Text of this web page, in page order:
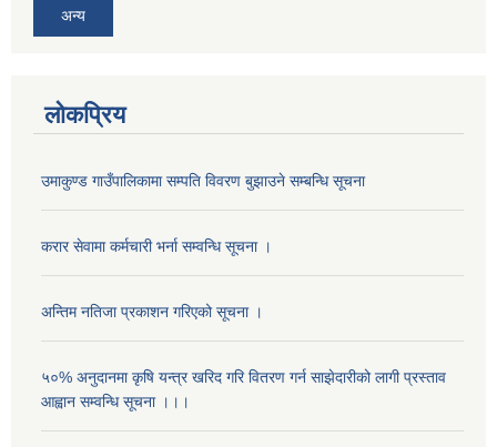
अन्य
लोकप्रिय
उमाकुण्ड गाउँपालिकामा सम्पति विवरण बुझाउने सम्बन्धि सूचना
करार सेवामा कर्मचारी भर्ना सम्वन्धि सूचना ।
अन्तिम नतिजा प्रकाशन गरिएको सूचना ।
५०% अनुदानमा कृषि यन्त्र खरिद गरि वितरण गर्न साझेदारीको लागी प्रस्ताव
आह्वान सम्वन्धि सूचना ।।।